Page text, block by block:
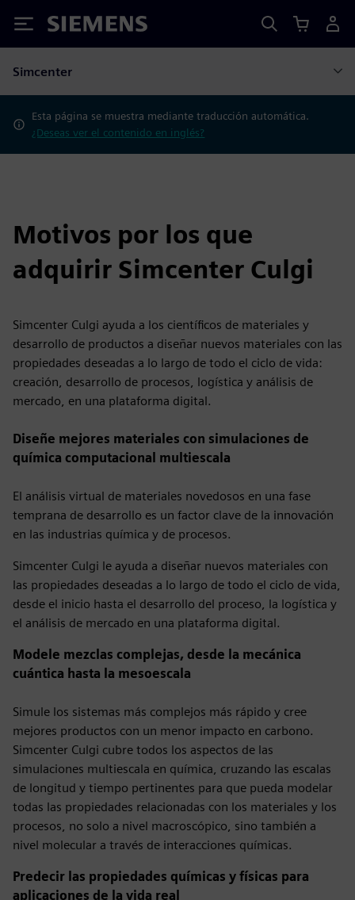
Siemens
Simcenter
Esta página se muestra mediante traducción automática.
¿Deseas ver el contenido en inglés?
Motivos por los que
adquirir Simcenter Culgi
Simcenter Culgi ayuda a los científicos de materiales y
desarrollo de productos a diseñar nuevos materiales con las
propiedades deseadas a lo largo de todo el ciclo de vida:
creación, desarrollo de procesos, logística y análisis de
mercado, en una plataforma digital.
Diseñe mejores materiales con simulaciones de
química computacional multiescala
El análisis virtual de materiales novedosos en una fase
temprana de desarrollo es un factor clave de la innovación
en las industrias química y de procesos.
Simcenter Culgi le ayuda a diseñar nuevos materiales con
las propiedades deseadas a lo largo de todo el ciclo de vida,
desde el inicio hasta el desarrollo del proceso, la logística y
el análisis de mercado en una plataforma digital.
Modele mezclas complejas, desde la mecánica
cuántica hasta la mesoescala
Simule los sistemas más complejos más rápido y cree
mejores productos con un menor impacto en carbono.
Simcenter Culgi cubre todos los aspectos de las
simulaciones multiescala en química, cruzando las escalas
de longitud y tiempo pertinentes para que pueda modelar
todas las propiedades relacionadas con los materiales y los
procesos, no solo a nivel macroscópico, sino también a
nivel molecular a través de interacciones químicas.
Predecir las propiedades químicas y físicas para
aplicaciones de la vida real